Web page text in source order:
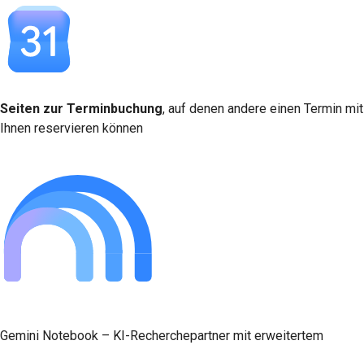
Seiten zur Terminbuchung, auf denen andere einen Termin mit
Ihnen reservieren können
Gemini Notebook – KI-Recherchepartner mit erweitertem